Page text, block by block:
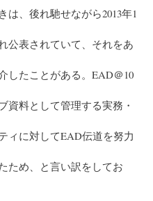
、後れ馳せながら2013年1
公表されていて、それをあ
したことがある。EAD＠10
資料として管理する実務・
ィに対してEAD伝道を努力
ため、と言い訳をしてお